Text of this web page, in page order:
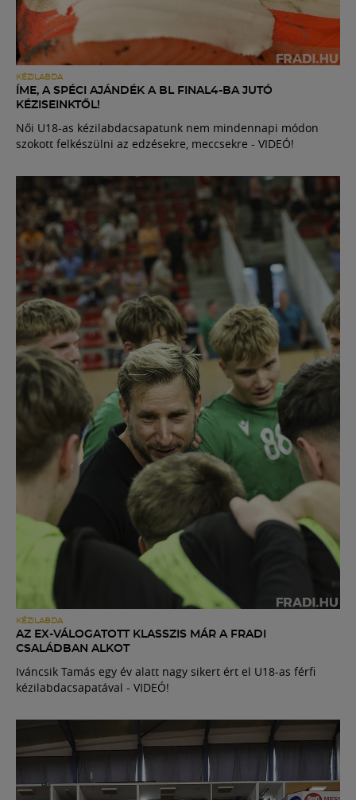
KÉZILABDA
ÍME, A SPÉCI AJÁNDÉK A BL FINAL4-BA JUTÓ
KÉZISEINKTŐL!
Női U18-as kézilabdacsapatunk nem mindennapi módon
szokott felkészülni az edzésekre, meccsekre - VIDEÓ!
KÉZILABDA
AZ EX-VÁLOGATOTT KLASSZIS MÁR A FRADI
CSALÁDBAN ALKOT
Iváncsik Tamás egy év alatt nagy sikert ért el U18-as férfi
kézilabdacsapatával - VIDEÓ!